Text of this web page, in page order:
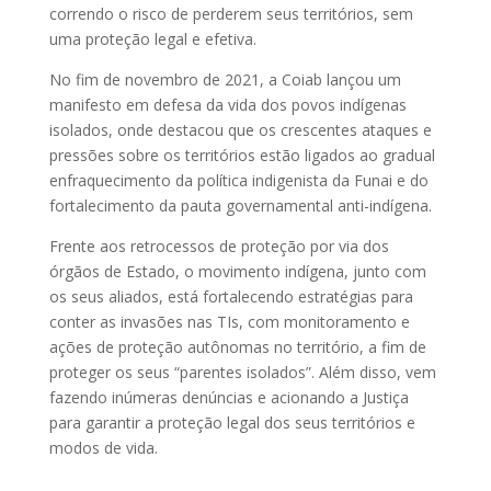
correndo o risco de perderem seus territórios, sem
uma proteção legal e efetiva.
No fim de novembro de 2021, a Coiab lançou um
manifesto em defesa da vida dos povos indígenas
isolados, onde destacou que os crescentes ataques e
pressões sobre os territórios estão ligados ao gradual
enfraquecimento da política indigenista da Funai e do
fortalecimento da pauta governamental anti-indígena.
Frente aos retrocessos de proteção por via dos
órgãos de Estado, o movimento indígena, junto com
os seus aliados, está fortalecendo estratégias para
conter as invasões nas TIs, com monitoramento e
ações de proteção autônomas no território, a fim de
proteger os seus “parentes isolados”. Além disso, vem
fazendo inúmeras denúncias e acionando a Justiça
para garantir a proteção legal dos seus territórios e
modos de vida.